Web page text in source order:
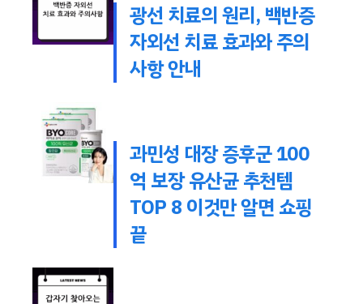
광선 치료의 원리, 백반증
자외선 치료 효과와 주의
사항 안내
과민성 대장 증후군 100
억 보장 유산균 추천템
TOP 8 이것만 알면 쇼핑
끝